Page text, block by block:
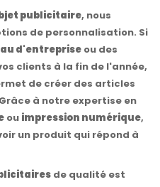
publicitaire, nous
de personnalisation. Si
d'entreprise ou des
clients à la fin de l'année,
de créer des articles
à notre expertise en
ou impression numérique,
un produit qui répond à
de qualité est